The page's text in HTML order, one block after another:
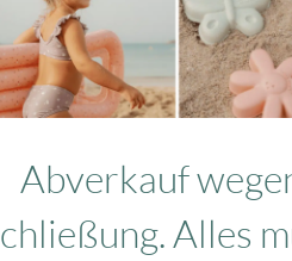
cm
Abverkauf
Alles